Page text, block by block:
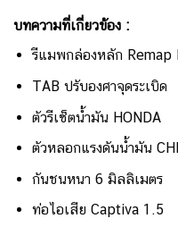
บทความที่เกี่ยวข้อง :
รีแมพกล่องหลัก Remap
TAB ปรับองศาจุดระเบิด
ตัวรีเซ็ตน้ำมัน HONDA
ตัวหลอกแรงดันน้ำมัน
กันชนหนา 6 มิลลิเมตร
ท่อไอเสีย Captiva 1.5